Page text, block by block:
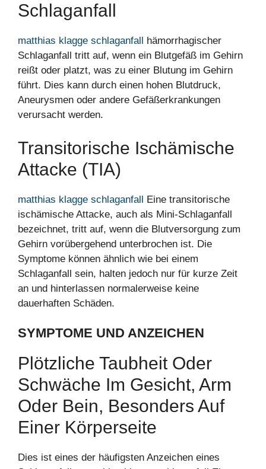
Schlaganfall
matthias klagge schlaganfall hämorrhagischer
Schlaganfall tritt auf, wenn ein Blutgefäß im Gehirn
reißt oder platzt, was zu einer Blutung im Gehirn
führt. Dies kann durch einen hohen Blutdruck,
Aneurysmen oder andere Gefäßerkrankungen
verursacht werden.
Transitorische Ischämische
Attacke (TIA)
matthias klagge schlaganfall Eine transitorische
ischämische Attacke, auch als Mini-Schlaganfall
bezeichnet, tritt auf, wenn die Blutversorgung zum
Gehirn vorübergehend unterbrochen ist. Die
Symptome können ähnlich wie bei einem
Schlaganfall sein, halten jedoch nur für kurze Zeit
an und hinterlassen normalerweise keine
dauerhaften Schäden.
SYMPTOME UND ANZEICHEN
Plötzliche Taubheit Oder
Schwäche Im Gesicht, Arm
Oder Bein, Besonders Auf
Einer Körperseite
Dies ist eines der häufigsten Anzeichen eines